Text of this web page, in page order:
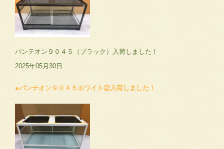
パンテオン９０４５（ブラック）入荷しました！
2025年05月30日
●パンテオン９０４５ホワイト②入荷しました！